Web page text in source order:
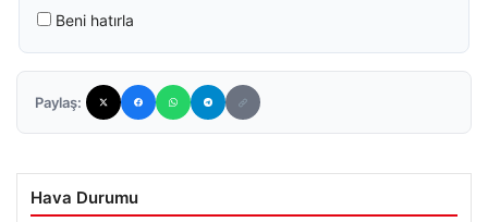
Beni hatırla
Paylaş:
Hava Durumu